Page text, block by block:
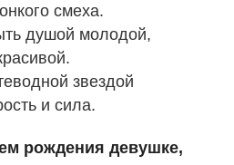
смеха.
душой молодой,
звездой
и сила.
рождения девушке,